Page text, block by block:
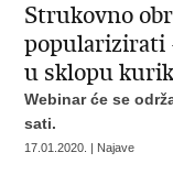
Strukovno
popularizirati
u sklopu
Webinar će se
sati.
17.01.2020. | Najave